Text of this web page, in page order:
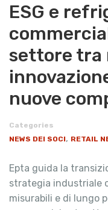
ESG e
settore tra
nuove
Categories
NEWS DEI SOCI, RETAIL
Epta guida la
strategia industriale
misurabili e di lungo